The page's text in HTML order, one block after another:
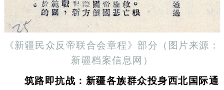
《新疆民众反帝联合会章程》部分（图片来源：
新疆档案信息网）
筑路即抗战：新疆各族群众投身西北国际通